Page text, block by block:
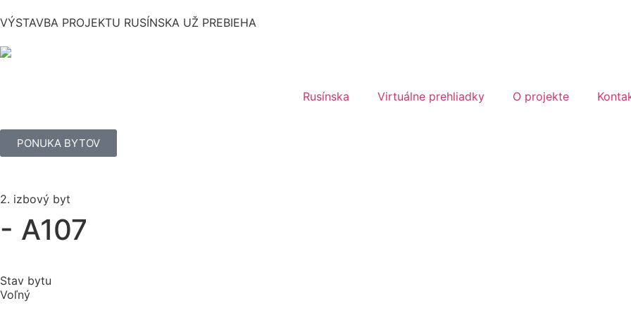
VÝSTAVBA PROJEKTU RUSÍNSKA UŽ PREBIEHA
Rusínska Virtuálne prehliadky O projekte
PONUKA BYTOV
2. izbový byt
- A107
Stav bytu
Voľný